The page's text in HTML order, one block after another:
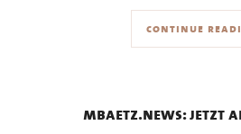
continue
mbaetz.news: jetzt